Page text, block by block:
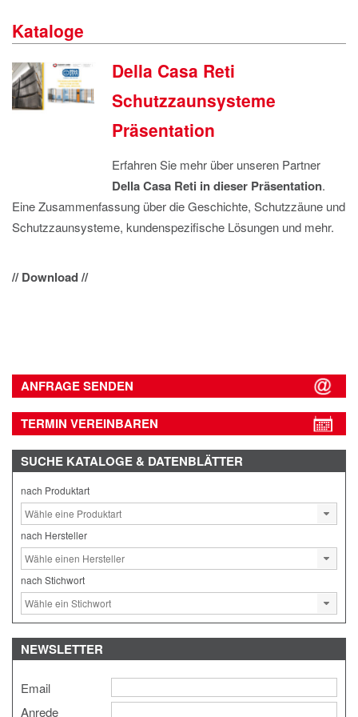
DATENSCHUTZ
Kataloge
Della Casa Reti
Schutzzaunsysteme
Präsentation
Erfahren Sie mehr über unseren Partner
Della Casa Reti in dieser Präsentation.
Eine Zusammenfassung über die Geschichte, Schutzzäune und
Schutzzaunsysteme, kundenspezifische Lösungen und mehr.
// Download //
ANFRAGE SENDEN
TERMIN VEREINBAREN
SUCHE KATALOGE & DATENBLÄTTER
nach Produktart
nach Hersteller
nach Stichwort
NEWSLETTER
Email
Anrede